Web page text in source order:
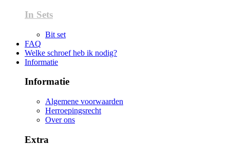
In Sets
Bit set
FAQ
Welke schroef heb ik nodig?
Informatie
Informatie
Algemene voorwaarden
Herroepingsrecht
Over ons
Extra